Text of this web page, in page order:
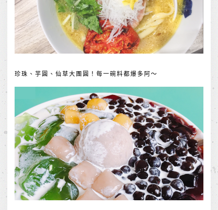
珍珠、芋圓、仙草大團圓！每一碗料都爆多阿～